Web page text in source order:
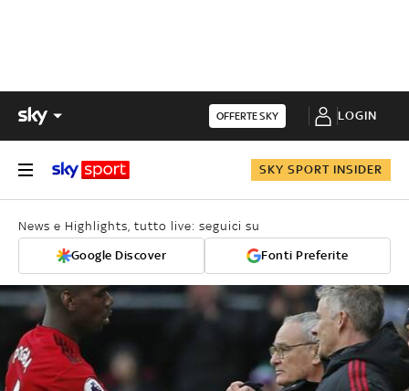
OFFERTE SKY LOGIN
SKY SPORT INSIDER
News e Highlights, tutto live: seguici su
Google Discover Fonti Preferite